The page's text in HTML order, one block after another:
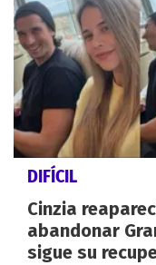
DIFÍCIL
Cinzia
abandonar
sigue su